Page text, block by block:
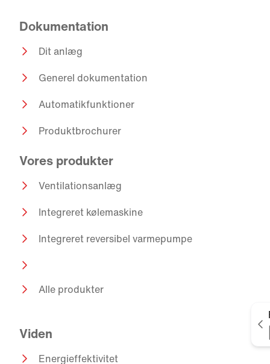
Dokumentation
Dit anlæg
Generel dokumentation
Automatikfunktioner
Produktbrochurer
Vores produkter
Ventilationsanlæg
Integreret kølemaskine
Integreret reversibel varmepumpe
Alle produkter
Viden
Energieffektivitet